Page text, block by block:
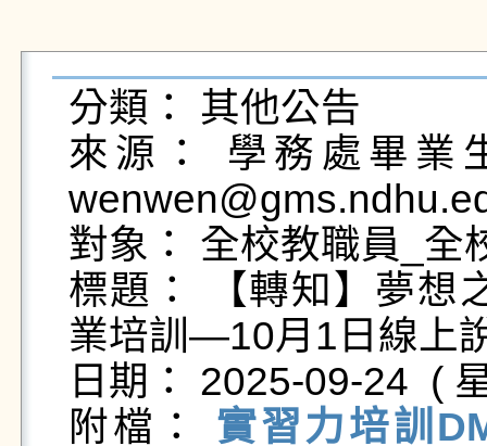
分類： 其他公告
來源： 學務處畢業
對象： 全校教職員_全
標題： 【轉知】夢想
業培訓—10月1日線上
日期： 2025-09-24  (
附檔： 實習力培訓